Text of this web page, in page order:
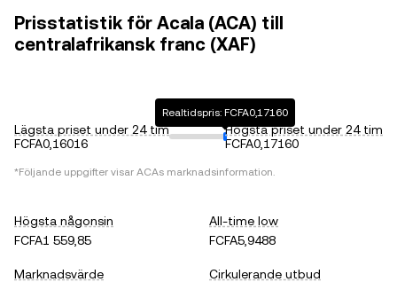
Prisstatistik för Acala (ACA) till
centralafrikansk franc (XAF)
Lägsta priset under 24 tim
FCFA0,16016
Realtidspris: FCFA0,17160
Högsta priset under 24 tim
FCFA0,17160
*Följande uppgifter visar ACAs marknadsinformation.
Högsta någonsin
FCFA1 559,85
All-time low
FCFA5,9488
Marknadsvärde
Cirkulerande utbud